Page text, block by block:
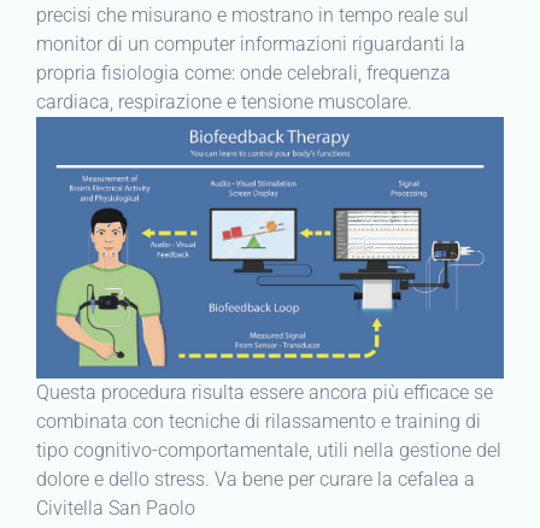
precisi che misurano e mostrano in tempo reale sul
monitor di un computer informazioni riguardanti la
propria fisiologia come: onde celebrali, frequenza
cardiaca, respirazione e tensione muscolare.
Questa procedura risulta essere ancora più efficace se
combinata con tecniche di rilassamento e training di
tipo cognitivo-comportamentale, utili nella gestione del
dolore e dello stress. Va bene per curare la cefalea a
Civitella San Paolo